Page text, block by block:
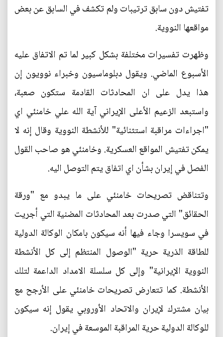
تفتيش دون سابق ترتيبات ولم تكشف في السابق عن بعض
مواقعها النووية.
وظهرت تفسيرات مختلفة بشكل كبير لما تم الاتفاق عليه
الأسبوع الماضي. ويقول دبلوماسيون وخبراء نوويون إن
هذا يدل على ان المحادثات القادمة ستكون صعبة،
واستبعد الزعيم الأعلى الإيراني آية الله علي خامنئي اي
"اجراءات مراقبة استثنائية" للأنشطة النووية وقال إنه لا
يمكن تفتيش المواقع العسكرية. وخامنئي هو صاحب القول
الفصل في إيران بشأن اي اتفاق يتم التوصل اليه.
وتتناقض تصريحات خامنئي على ما يبدو مع "ورقة
الحقائق" التي صدرت بعد المحادثات المضنية التي أجريت
في سويسرا وجاء فيها أنه سيكون بامكان الوكالة الدولية
للطاقة الذرية حرية "الوصول المنتظم إلى كل الأنشطة
النووية الإيرانية" وإلى كل سلسلة الامداد الداعمة لتلك
الأنشطة. كما تتعارض تصريحات خامنئي على الأرجح مع
بيان مشترك لإيران والاتحاد الأوروبي يقول إنه سيكون
للوكالة الدولية حرية المراقبة الموسعة في إيران.